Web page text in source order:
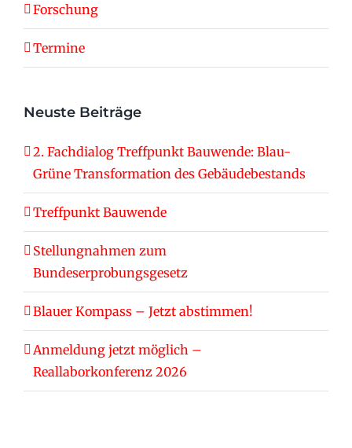
Forschung
Termine
Neuste Beiträge
2. Fachdialog Treffpunkt Bauwende: Blau-
Grüne Transformation des Gebäudebestands
Treffpunkt Bauwende
Stellungnahmen zum
Bundeserprobungsgesetz
Blauer Kompass – Jetzt abstimmen!
Anmeldung jetzt möglich –
Reallaborkonferenz 2026